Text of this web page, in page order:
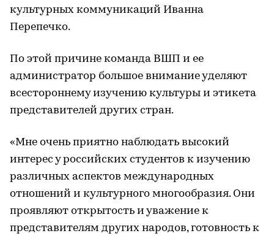
культурных коммуникаций Иванна
Перепечко.
По этой причине команда ВШП и ее
администратор большое внимание уделяют
всестороннему изучению культуры и этикета
представителей других стран.
«Мне очень приятно наблюдать высокий
интерес у российских студентов к изучению
различных аспектов международных
отношений и культурного многообразия. Они
проявляют открытость и уважение к
представителям других народов, готовность к